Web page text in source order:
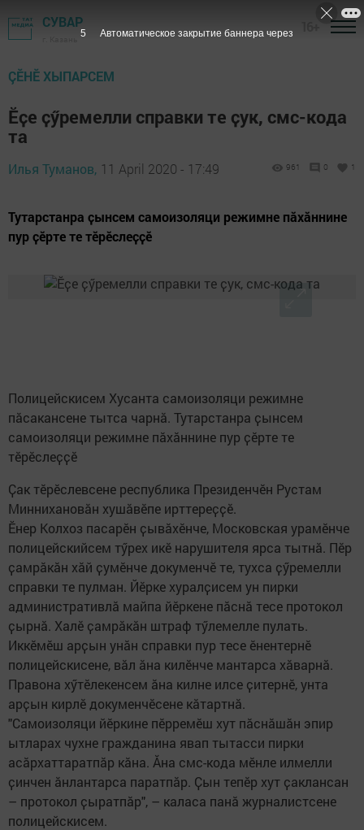
СУВАР
ÇӖНӖ ХЫПАРСЕМ
Ӗҫе ҫӳремелли справки те ҫук, смс-кода
та
Илья Туманов, 11 April 2020 - 17:49 961 0 1
Тутарстанра ҫынсем самоизоляци режимне пӑхӑннине
пур ҫӗрте те тӗрӗслеҫҫӗ
Полицейскисем Хусанта самоизоляци режимне
пӑсакансене тытса чарнӑ. Тутарстанра ҫынсем
самоизоляци режимне пӑхӑннине пур ҫӗрте те
тӗрӗслеҫҫӗ
Ҫак тӗрӗслевсене республика Президенчӗн Рустам
Миннихановӑн хушӑвӗпе ирттереҫҫӗ.
Ӗнер Колхоз пасарӗн ҫывӑхӗнче, Московская урамӗнче
полицейскийсем тӳрех икӗ нарушителя ярса тытнӑ. Пӗр
ҫамрӑкӑн хӑй ҫумӗнче докуменчӗ те, тухса ҫӳремелли
справки те пулман. Йӗрке хуралҫисем ун пирки
административлӑ майпа йӗркене пӑснӑ тесе протокол
ҫырнӑ. Халӗ ҫамрӑкӑн штраф тӳлемелле пулать.
Иккӗмӗш арҫын унӑн справки пур тесе ӗнентернӗ
полицейскисене, вӑл ӑна килӗнче мантарса хӑварнӑ.
Правона хӳтӗлекенсем ӑна килне илсе ҫитернӗ, унта
арҫын кирлӗ докуменчӗсене кӑтартнӑ.
"Самоизоляци йӗркине пӗрремӗш хут пӑснӑшӑн эпир
ытларах чухне гражданина явап тытасси пирки
асӑрхаттаратпӑр кӑна. Ӑна смс-кода мӗнле илмелли
ҫинчен ӑнлантарса паратпӑр. Ҫын тепӗр хут ҫаклансан
– протокол ҫыратпӑр", – каласа панӑ журналистсене
полицейскисем.
4 Автоматическое закрытие баннера через